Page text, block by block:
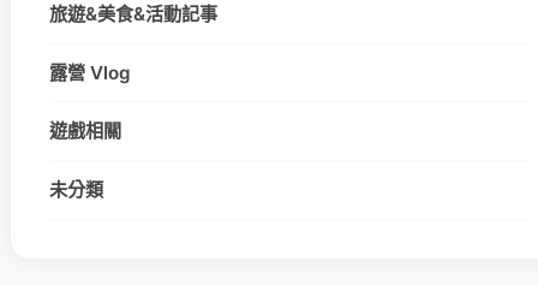
旅遊&美食&活動記事
露營 Vlog
遊戲相關
未分類